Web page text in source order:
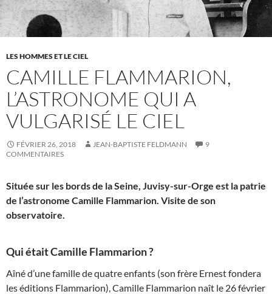
LES HOMMES ET LE CIEL
CAMILLE FLAMMARION,
L’ASTRONOME QUI A
VULGARISÉ LE CIEL
FÉVRIER 26, 2018 JEAN-BAPTISTE FELDMANN
9
COMMENTAIRES
Située sur les bords de la Seine, Juvisy-sur-Orge est la patrie
de l’astronome Camille Flammarion. Visite de son
observatoire.
Qui était Camille Flammarion ?
Aîné d’une famille de quatre enfants (son frère Ernest fondera
les éditions Flammarion), Camille Flammarion naît le 26 février